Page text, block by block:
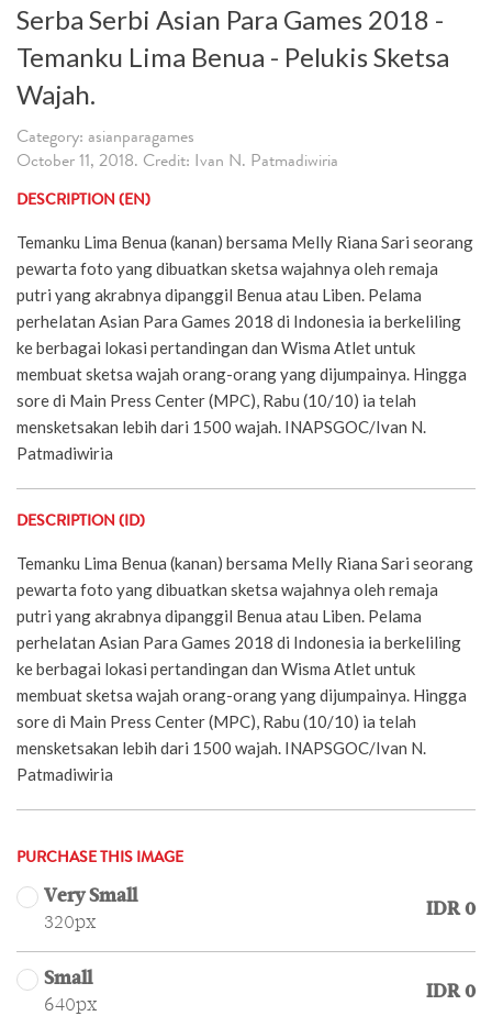
Serba Serbi Asian Para Games 2018 -
Temanku Lima Benua - Pelukis Sketsa
Wajah.
Category: asianparagames
October 11, 2018. Credit: Ivan N. Patmadiwiria
DESCRIPTION (EN)
Temanku Lima Benua (kanan) bersama Melly Riana Sari seorang
pewarta foto yang dibuatkan sketsa wajahnya oleh remaja
putri yang akrabnya dipanggil Benua atau Liben. Pelama
perhelatan Asian Para Games 2018 di Indonesia ia berkeliling
ke berbagai lokasi pertandingan dan Wisma Atlet untuk
membuat sketsa wajah orang-orang yang dijumpainya. Hingga
sore di Main Press Center (MPC), Rabu (10/10) ia telah
mensketsakan lebih dari 1500 wajah. INAPSGOC/Ivan N.
Patmadiwiria
DESCRIPTION (ID)
Temanku Lima Benua (kanan) bersama Melly Riana Sari seorang
pewarta foto yang dibuatkan sketsa wajahnya oleh remaja
putri yang akrabnya dipanggil Benua atau Liben. Pelama
perhelatan Asian Para Games 2018 di Indonesia ia berkeliling
ke berbagai lokasi pertandingan dan Wisma Atlet untuk
membuat sketsa wajah orang-orang yang dijumpainya. Hingga
sore di Main Press Center (MPC), Rabu (10/10) ia telah
mensketsakan lebih dari 1500 wajah. INAPSGOC/Ivan N.
Patmadiwiria
PURCHASE THIS IMAGE
Very Small
320px
IDR 0
Small
640px
IDR 0